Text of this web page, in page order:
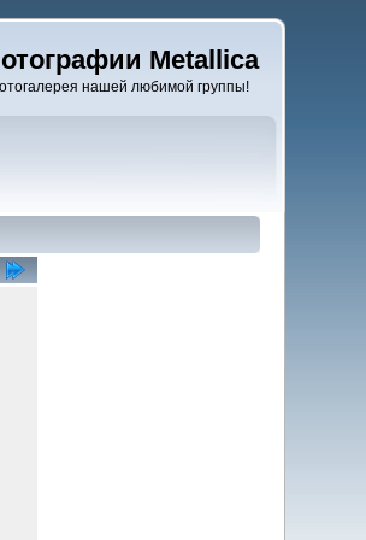
Metallica
нашей любимой группы!